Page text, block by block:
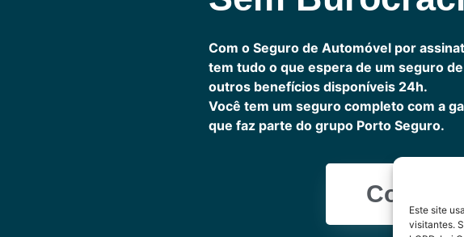
Este site
visitantes.
Com o Seguro de Automóvel por
tem tudo o que espera de um seguro
outros benefícios disponíveis 24h.
Você tem um seguro completo com a
que faz parte do grupo Porto Seguro.
Cote